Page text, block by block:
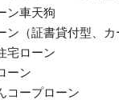
ン車天狗
ン（証書貸付型、カ
宅ローン
ーン
コープローン